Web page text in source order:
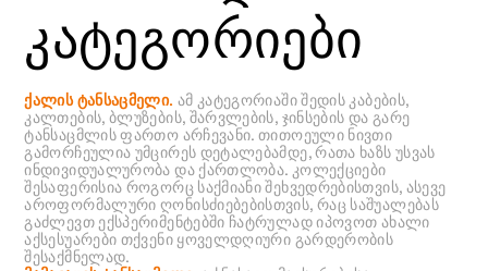
კატეგორიები
ქალის ტანსაცმელი. ამ კატეგორიაში შედის კაბების,
კალთების, ბლუზების, შარვლების, ჯინსების და გარე
ტანსაცმლის ფართო არჩევანი. თითოეული ნივთი
გამორჩეულია უმცირეს დეტალებამდე, რათა ხაზს უსვას
ინდივიდუალურობა და ქართლობა. კოლექციები
შესაფერისია როგორც საქმიანი შეხვედრებისთვის, ასევე
აროფორმალური ღონისძიებებისთვის, რაც საშუალებას
გაძლევთ ექსპერიმენტებში ჩატრულად იპოვოთ ახალი
აქსესუარები თქვენი ყოველდღიური გარდერობის
შესაქმნელად.